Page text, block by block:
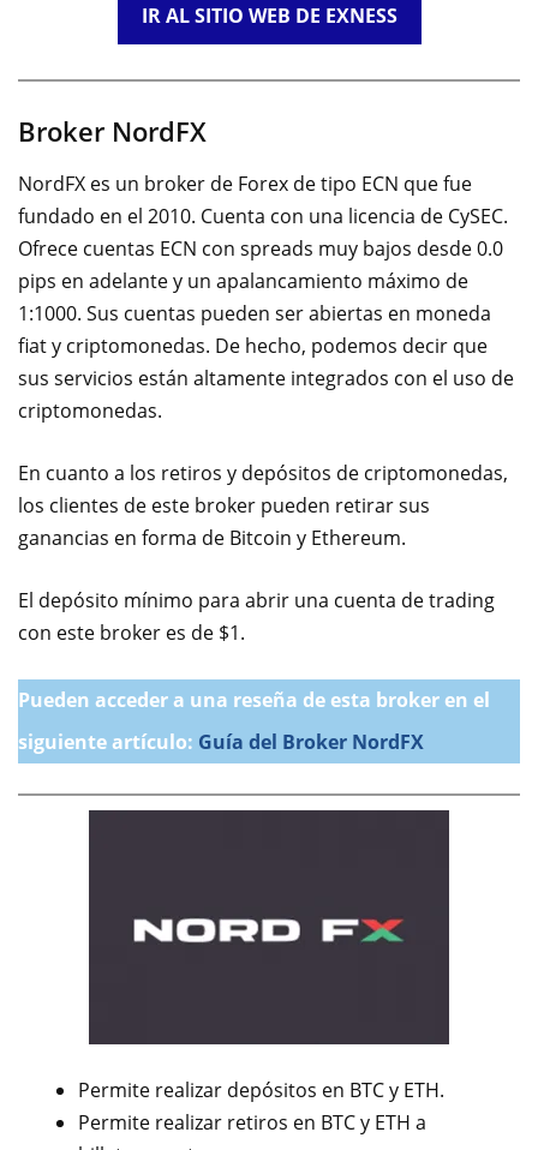
IR AL SITIO WEB DE EXNESS
Broker NordFX
NordFX es un broker de Forex de tipo ECN que fue
fundado en el 2010. Cuenta con una licencia de CySEC.
Ofrece cuentas ECN con spreads muy bajos desde 0.0
pips en adelante y un apalancamiento máximo de
1:1000. Sus cuentas pueden ser abiertas en moneda
fiat y criptomonedas. De hecho, podemos decir que
sus servicios están altamente integrados con el uso de
criptomonedas.
En cuanto a los retiros y depósitos de criptomonedas,
los clientes de este broker pueden retirar sus
ganancias en forma de Bitcoin y Ethereum.
El depósito mínimo para abrir una cuenta de trading
con este broker es de $1.
Pueden acceder a una reseña de esta broker en el
siguiente artículo: Guía del Broker NordFX
Permite realizar depósitos en BTC y ETH.
Permite realizar retiros en BTC y ETH a